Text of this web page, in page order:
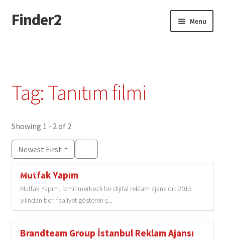
Skip
to
Skip
to
Finder2 Menu
Tag: Tanıtım filmi
Showing 1 - 2 of 2
Newest First
Mutfak Yapım
Mutfak Yapım, İzmir merkezli bir dijital reklam ajansıdır. 2015
yılından beri faaliyet gösteren ş...
Featured
Brandteam Group İstanbul Reklam Ajansı